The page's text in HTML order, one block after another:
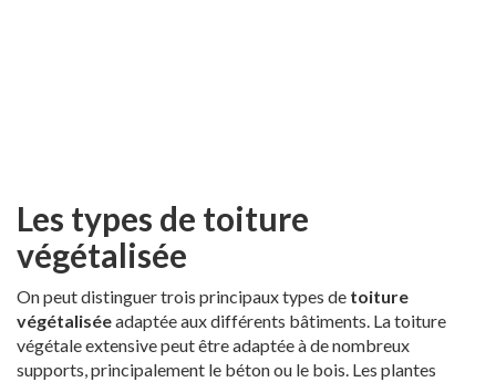
Les types de toiture
végétalisée
On peut distinguer trois principaux types de toiture
végétaliséeadaptée aux différents bâtiments. La toiture
végétale extensive peut être adaptée à de nombreux
supports, principalement le béton ou le bois. Les plantes